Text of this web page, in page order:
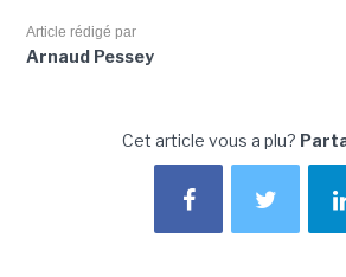
Article rédigé par
Arnaud Pessey
Cet article vous a plu?